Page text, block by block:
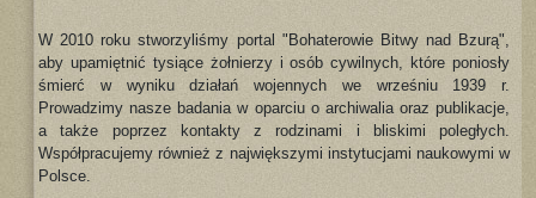
W 2010 roku stworzyliśmy portal "Bohaterowie Bitwy nad Bzurą",
aby upamiętnić tysiące żołnierzy i osób cywilnych, które poniosły
śmierć w wyniku działań wojennych we wrześniu 1939 r.
Prowadzimy nasze badania w oparciu o archiwalia oraz publikacje,
a także poprzez kontakty z rodzinami i bliskimi poległych.
Współpracujemy również z największymi instytucjami naukowymi w
Polsce.